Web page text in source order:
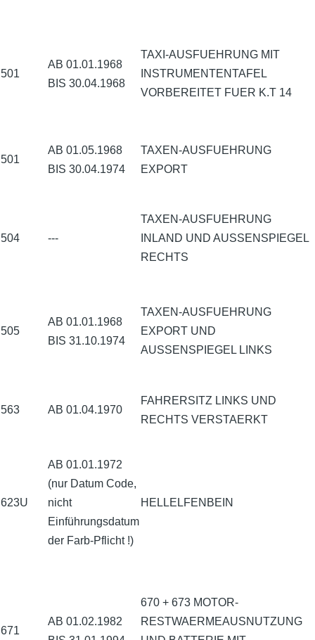
501
AB 01.01.1968
BIS 30.04.1968
TAXI-AUSFUEHRUNG MIT
INSTRUMENTENTAFEL
VORBEREITET FUER K.T 14
501
AB 01.05.1968
BIS 30.04.1974
TAXEN-AUSFUEHRUNG
EXPORT
504 ---
TAXEN-AUSFUEHRUNG
INLAND UND AUSSENSPIEGEL
RECHTS
505
AB 01.01.1968
BIS 31.10.1974
TAXEN-AUSFUEHRUNG
EXPORT UND
AUSSENSPIEGEL LINKS
563 AB 01.04.1970
FAHRERSITZ LINKS UND
RECHTS VERSTAERKT
623U
AB 01.01.1972
(nur Datum Code,
nicht
Einführungsdatum
der Farb-Pflicht !)
HELLELFENBEIN
671
AB 01.02.1982
670 + 673 MOTOR-
RESTWAERMEAUSNUTZUNG